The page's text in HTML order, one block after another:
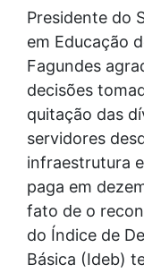
Presidente do
em Educação
Fagundes
decisões
quitação das
servidores
infraestrutura
paga em
fato de o
do Índice de
Básica (Ideb)